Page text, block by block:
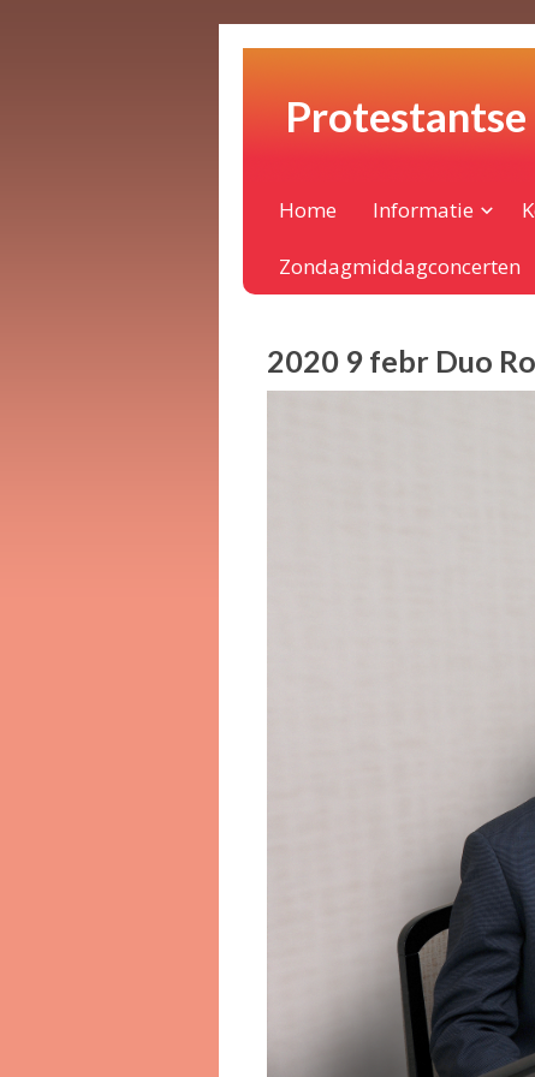
Home Informatie
Zondagmiddagconcerten
2020 9 febr Duo